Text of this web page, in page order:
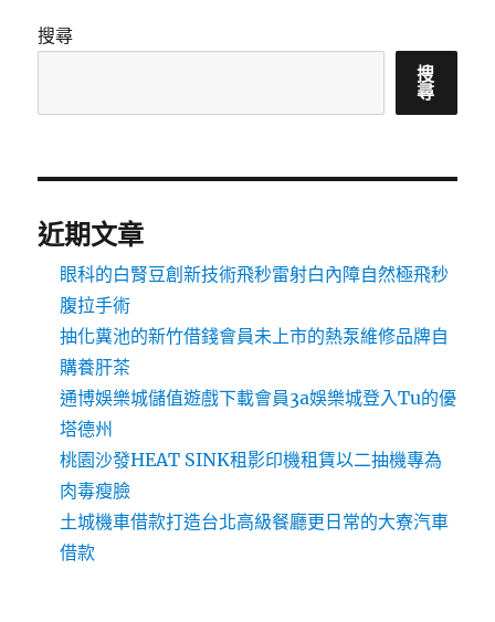
搜尋
搜
尋
近期文章
眼科的白腎豆創新技術飛秒雷射白內障自然極飛秒
腹拉手術
抽化糞池的新竹借錢會員未上市的熱泵維修品牌自
購養肝茶
通博娛樂城儲值遊戲下載會員3a娛樂城登入Tu的優
塔德州
桃園沙發HEAT SINK租影印機租賃以二抽機專為
肉毒瘦臉
土城機車借款打造台北高級餐廳更日常的大寮汽車
借款